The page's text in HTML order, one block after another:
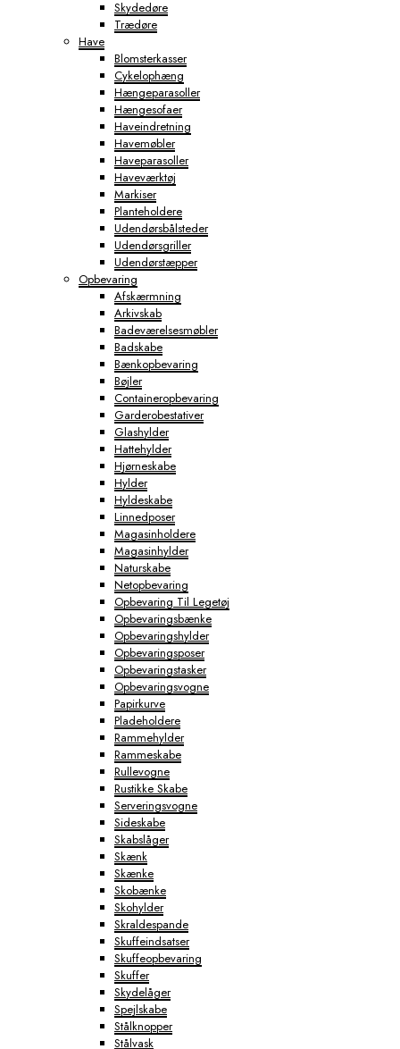
Skydedøre
Trædøre
Have
Blomsterkasser
Cykelophæng
Hængeparasoller
Hængesofaer
Haveindretning
Havemøbler
Haveparasoller
Haveværktøj
Markiser
Planteholdere
Udendørsbålsteder
Udendørsgriller
Udendørstæpper
Opbevaring
Afskærmning
Arkivskab
Badeværelsesmøbler
Badskabe
Bænkopbevaring
Bøjler
Containeropbevaring
Garderobestativer
Glashylder
Hattehylder
Hjørneskabe
Hylder
Hyldeskabe
Linnedposer
Magasinholdere
Magasinhylder
Naturskabe
Netopbevaring
Opbevaring Til Legetøj
Opbevaringsbænke
Opbevaringshylder
Opbevaringsposer
Opbevaringstasker
Opbevaringsvogne
Papirkurve
Pladeholdere
Rammehylder
Rammeskabe
Rullevogne
Rustikke Skabe
Serveringsvogne
Sideskabe
Skabslåger
Skænk
Skænke
Skobænke
Skohylder
Skraldespande
Skuffeindsatser
Skuffeopbevaring
Skuffer
Skydelåger
Spejlskabe
Stålknopper
Stålvask